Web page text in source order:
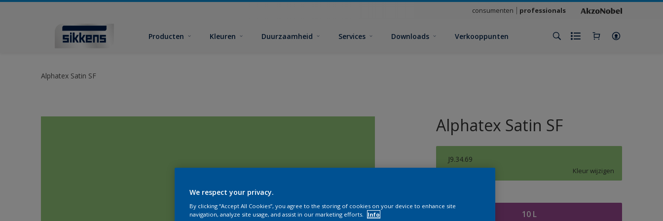
consumenten professionals
Producten Kleuren Duurzaamheid Services Downloads Verkooppunten
Alphatex Satin SF
Alphatex Satin SF
J9.34.69
Kleur wijzigen
10 L
We respect your privacy.
By clicking “Accept All Cookies”, you agree to the storing of cookies on your device to enhance site
navigation, analyze site usage, and assist in our marketing efforts.
Info